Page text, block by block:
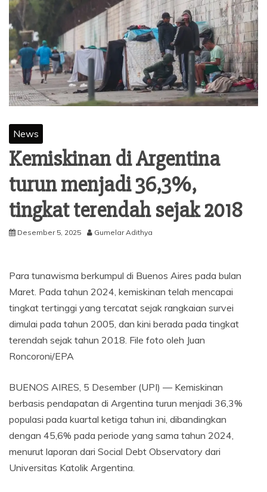
News
Kemiskinan di Argentina
turun menjadi 36,3%,
tingkat terendah sejak 2018
Desember 5, 2025 Gumelar Adithya
Para tunawisma berkumpul di Buenos Aires pada bulan
Maret. Pada tahun 2024, kemiskinan telah mencapai
tingkat tertinggi yang tercatat sejak rangkaian survei
dimulai pada tahun 2005, dan kini berada pada tingkat
terendah sejak tahun 2018. File foto oleh Juan
Roncoroni/EPA
BUENOS AIRES, 5 Desember (UPI) —Kemiskinan
berbasis pendapatan di Argentina turun menjadi 36,3%
populasi pada kuartal ketiga tahun ini, dibandingkan
dengan 45,6% pada periode yang sama tahun 2024,
menurut laporan dari Social Debt Observatory dari
Universitas Katolik Argentina.